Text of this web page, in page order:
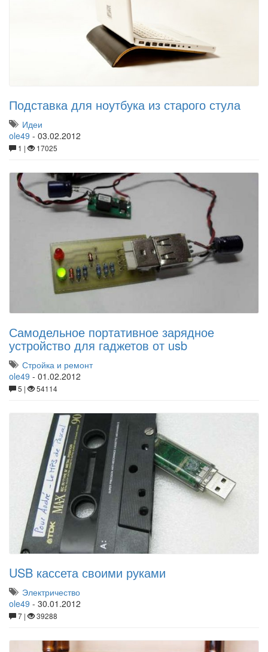
Подставка для ноутбука из старого стула
Идеи
ole49 - 03.02.2012
1 | 17025
Самодельное портативное зарядное
устройство для гаджетов от usb
Стройка и ремонт
ole49 - 01.02.2012
5 | 54114
USB кассета своими руками
Электричество
ole49 - 30.01.2012
7 | 39288